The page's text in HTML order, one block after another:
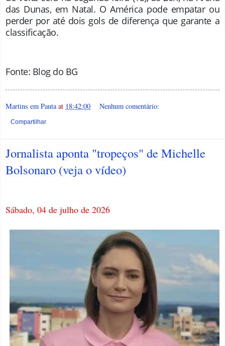
das Dunas, em Natal. O América pode empatar ou
perder por até dois gols de diferença que garante a
classificação.
Fonte: Blog do BG
Martins em Pauta at 18:42:00 Nenhum comentário:
Compartilhar
Jornalista aponta "tropeços" de Michelle
Bolsonaro (veja o vídeo)
Sábado, 04 de julho de 2026